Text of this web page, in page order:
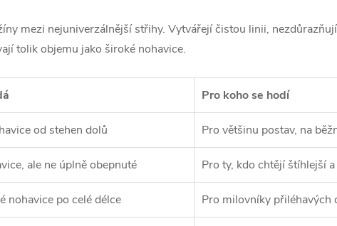
mezi nejuniverzálnější střihy. Vytvářejí čistou linii,
tolik objemu jako široké nohavice.
Pro koho se hodí
od stehen dolů Pro většinu postav, na
ale ne úplně obepnuté Pro ty, kdo chtějí štíhlejší
nohavice po celé délce Pro milovníky přiléhavých